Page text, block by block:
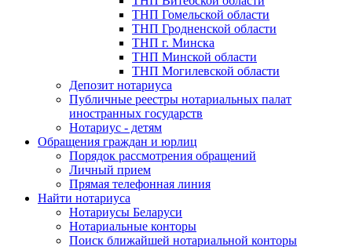
ТНП Гомельской области
ТНП Гродненской области
ТНП г. Минска
ТНП Минской области
ТНП Могилевской области
Депозит нотариуса
Публичные реестры нотариальных палат
иностранных государств
Нотариус - детям
Обращения граждан и юрлиц
Порядок рассмотрения обращений
Личный прием
Прямая телефонная линия
Найти нотариуса
Нотариусы Беларуси
Нотариальные конторы
Поиск ближайшей нотариальной конторы